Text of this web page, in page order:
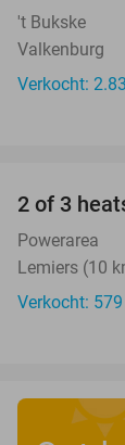
't Bukske
Valkenburg
Verkocht:
2 of 3
Powerarea
Lemiers (10
Verkocht: 579